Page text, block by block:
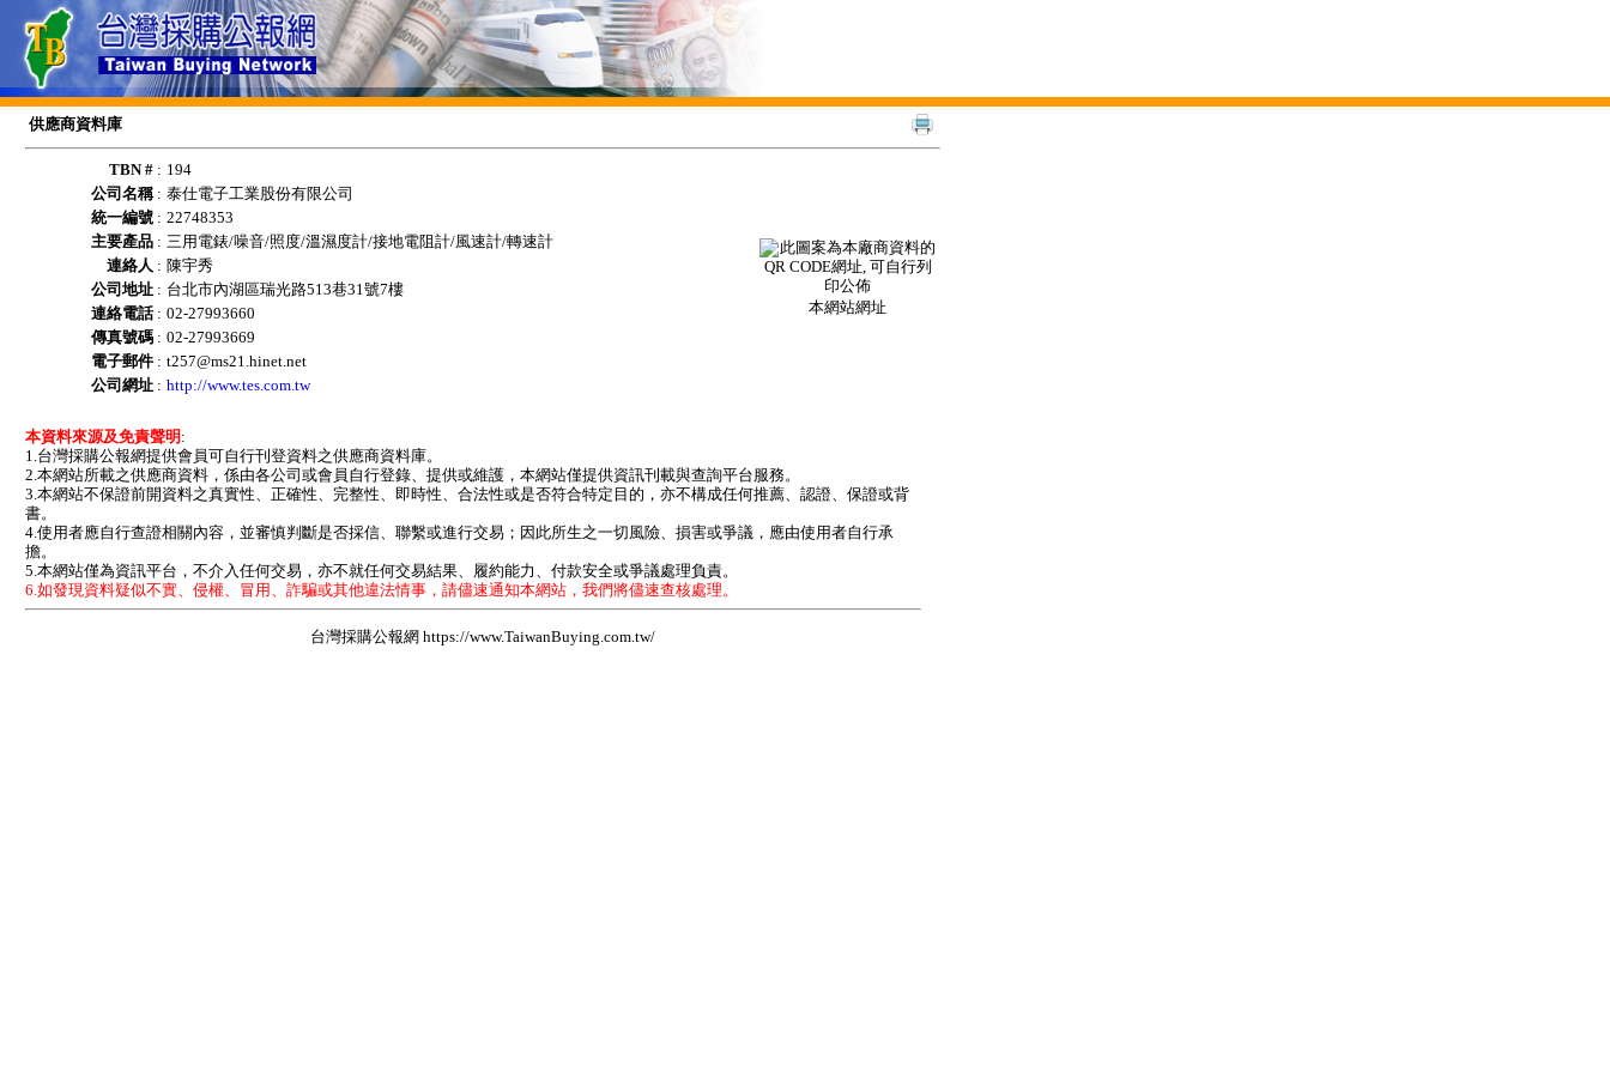
供應商資料庫
TBN # : 194
本網站網址
公司名稱: 泰仕電子工業股份有限公司
統一編號 : 22748353
主要產品 : 三用電錶/噪音/照度/溫濕度計/接地電阻計/風速計/轉速計
連絡人 : 陳宇秀
公司地址 : 台北市內湖區瑞光路513巷31號7樓
連絡電話: 02-27993660
傳真號碼 : 02-27993669
電子郵件 : t257@ms21.hinet.net
公司網址 : http://www.tes.com.tw
本資料來源及免責聲明 :
1.台灣採購公報網提供會員可自行刊登資料之供應商資料庫。
2.本網站所載之供應商資料，係由各公司或會員自行登錄、提供或維護，本網站僅提供資訊刊載與查詢平台服務。
3.本網站不保證前開資料之真實性、正確性、完整性、即時性、合法性或是否符合特定目的，亦不構成任何推薦、認證、保證或背
書。
4.使用者應自行查證相關內容，並審慎判斷是否採信、聯繫或進行交易；因此所生之一切風險、損害或爭議，應由使用者自行承
擔。
5.本網站僅為資訊平台，不介入任何交易，亦不就任何交易結果、履約能力、付款安全或爭議處理負責。
6.如發現資料疑似不實、侵權、冒用、詐騙或其他違法情事，請儘速通知本網站，我們將儘速查核處理。
台灣採購公報網 https://www.TaiwanBuying.com.tw/